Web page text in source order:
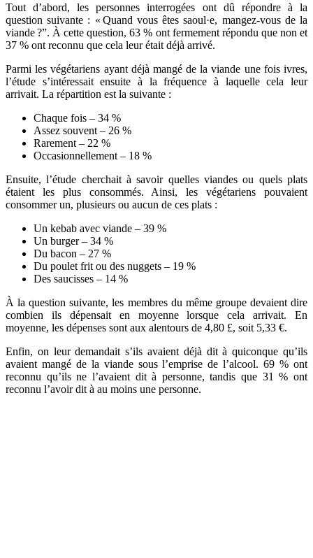
Tout d’abord, les personnes interrogées ont dû répondre à la
question suivante : « Quand vous êtes saoul·e, mangez-vous de la
viande ?”. À cette question, 63 % ont fermement répondu que non et
37 % ont reconnu que cela leur était déjà arrivé.
Parmi les végétariens ayant déjà mangé de la viande une fois ivres,
l’étude s’intéressait ensuite à la fréquence à laquelle cela leur
arrivait. La répartition est la suivante :
Chaque fois – 34 %
Assez souvent – 26 %
Rarement – 22 %
Occasionnellement – 18 %
Ensuite, l’étude cherchait à savoir quelles viandes ou quels plats
étaient les plus consommés. Ainsi, les végétariens pouvaient
consommer un, plusieurs ou aucun de ces plats :
Un kebab avec viande – 39 %
Un burger – 34 %
Du bacon – 27 %
Du poulet frit ou des nuggets – 19 %
Des saucisses – 14 %
À la question suivante, les membres du même groupe devaient dire
combien ils dépensait en moyenne lorsque cela arrivait. En
moyenne, les dépenses sont aux alentours de 4,80 £, soit 5,33 €.
Enfin, on leur demandait s’ils avaient déjà dit à quiconque qu’ils
avaient mangé de la viande sous l’emprise de l’alcool. 69 % ont
reconnu qu’ils ne l’avaient dit à personne, tandis que 31 % ont
reconnu l’avoir dit à au moins une personne.